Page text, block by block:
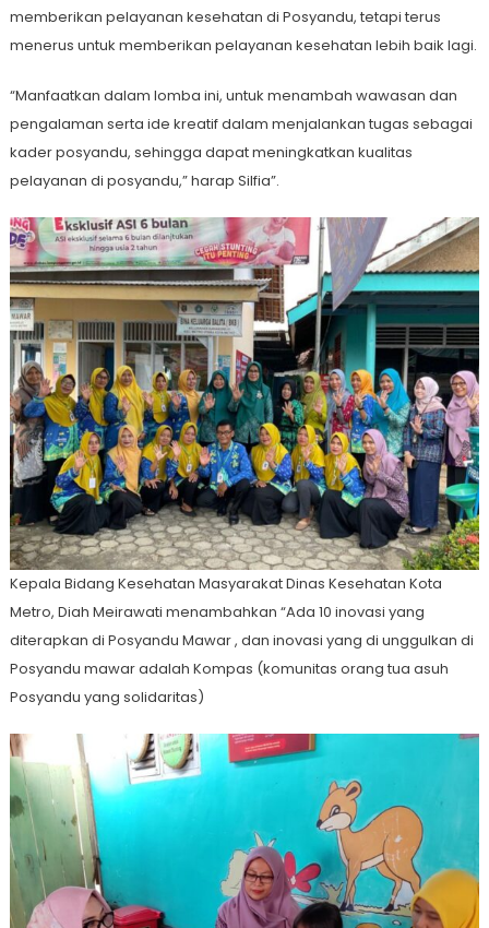
memberikan pelayanan kesehatan di Posyandu, tetapi terus
menerus untuk memberikan pelayanan kesehatan lebih baik lagi.
“Manfaatkan dalam lomba ini, untuk menambah wawasan dan
pengalaman serta ide kreatif dalam menjalankan tugas sebagai
kader posyandu, sehingga dapat meningkatkan kualitas
pelayanan di posyandu,” harap Silfia”.
Kepala Bidang Kesehatan Masyarakat Dinas Kesehatan Kota
Metro, Diah Meirawati menambahkan “Ada 10 inovasi yang
diterapkan di Posyandu Mawar , dan inovasi yang di unggulkan di
Posyandu mawar adalah Kompas (komunitas orang tua asuh
Posyandu yang solidaritas)